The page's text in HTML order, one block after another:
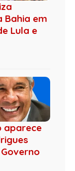
Bahia em
Lula e
aparece